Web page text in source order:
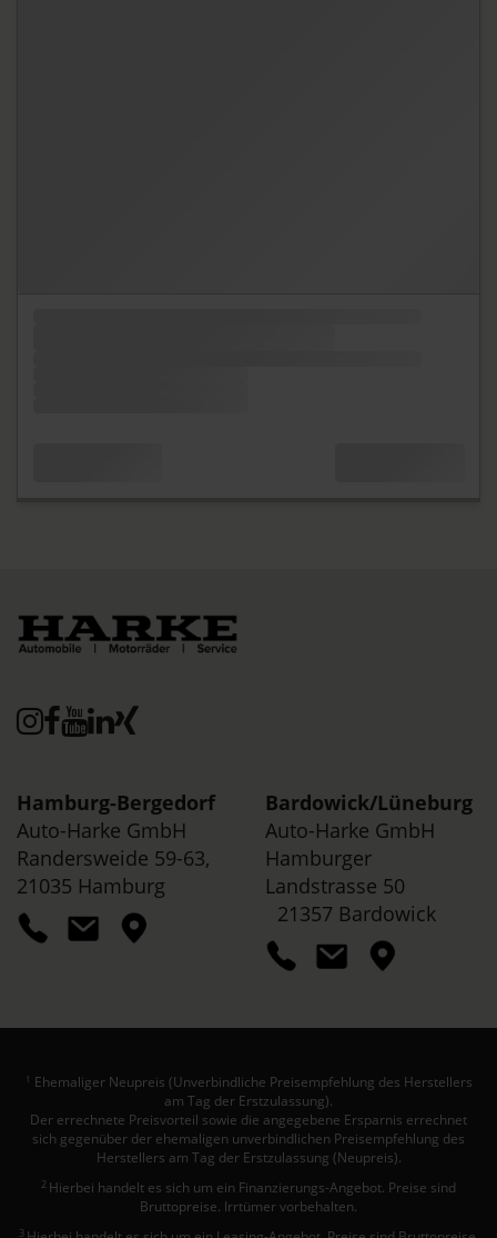
Hamburg-Bergedorf
Auto-Harke GmbH
Randersweide 59-63,
21035 Hamburg
Bardowick/Lüneburg
Auto-Harke GmbH
Hamburger
Landstrasse 50
21357 Bardowick
1 Ehemaliger Neupreis (Unverbindliche Preisempfehlung des Herstellers
am Tag der Erstzulassung).
Der errechnete Preisvorteil sowie die angegebene Ersparnis errechnet
sich gegenüber der ehemaligen unverbindlichen Preisempfehlung des
Herstellers am Tag der Erstzulassung (Neupreis).
2 Hierbei handelt es sich um ein Finanzierungs-Angebot. Preise sind
Bruttopreise. Irrtümer vorbehalten.
3